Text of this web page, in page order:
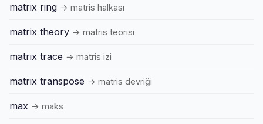
matrix ring → matris halkası
matrix theory → matris teorisi
matrix trace → matris izi
matrix transpose → matris devriği
max → maks